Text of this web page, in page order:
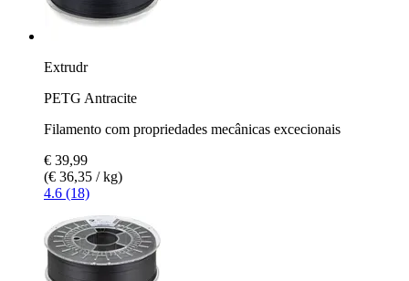
Extrudr
PETG Antracite
Filamento com propriedades mecânicas excecionais
€ 39,99
(€ 36,35 / kg)
4.6 (18)